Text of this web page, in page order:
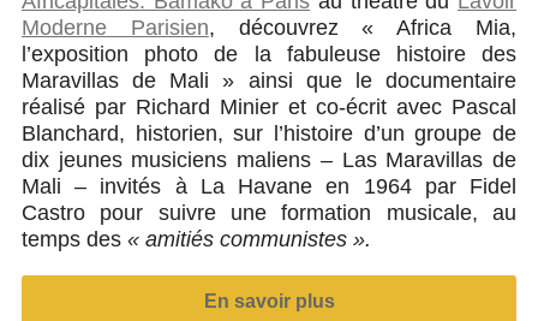
Moderne Parisien, découvrez « Africa Mia,
l’exposition photo de la fabuleuse histoire des
Maravillas de Mali » ainsi que le documentaire
réalisé par Richard Minier et co-écrit avec Pascal
Blanchard, historien, sur l’histoire d’un groupe de
dix jeunes musiciens maliens – Las Maravillas de
Mali – invités à La Havane en 1964 par Fidel
Castro pour suivre une formation musicale, au
temps des « amitiés communistes ».
En savoir plus